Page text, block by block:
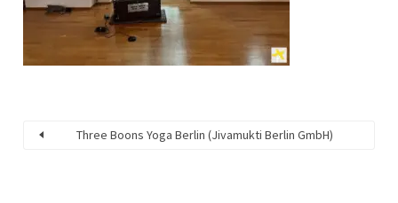
Three Boons Yoga Berlin (Jivamukti Berlin GmbH)